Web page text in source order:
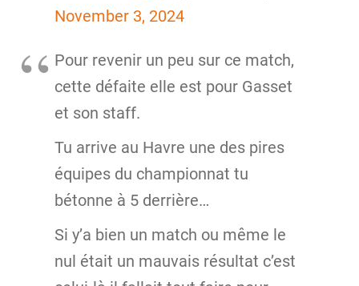
November 3, 2024
Pour revenir un peu sur ce match,
cette défaite elle est pour Gasset
et son staff.
Tu arrive au Havre une des pires
équipes du championnat tu
bétonne à 5 derrière…
Si y’a bien un match ou même le
nul était un mauvais résultat c’est